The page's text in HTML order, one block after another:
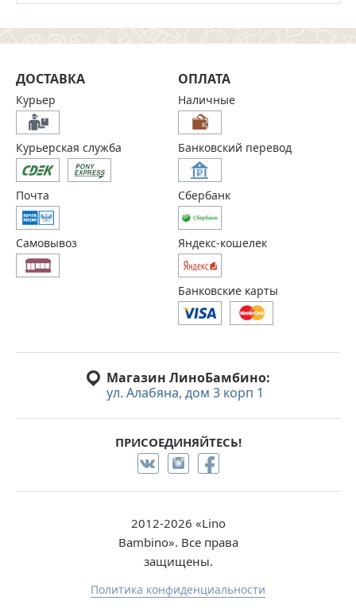
Магазин ЛиноБамбино:
ул. Алабяна, дом 3 корп 1
ПРИСОЕДИНЯЙТЕСЬ!
ДОСТАВКА
Курьер
Курьерская служба
Почта
Самовывоз
ОПЛАТА
Наличные
Банковский перевод
Сбербанк
Яндекс-кошелек
Банковские карты
2012-2026 «Lino
Bambino». Все права
защищены.
Политика конфиденциальности